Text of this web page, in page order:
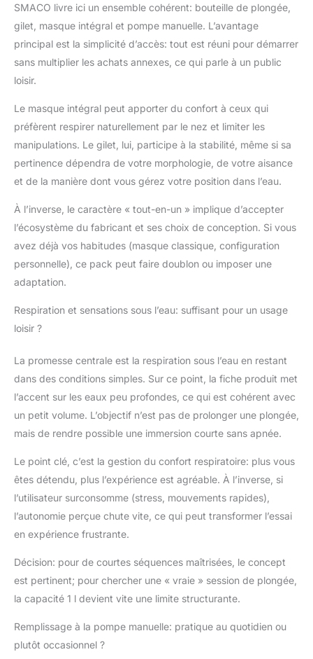
cylindre est en aluminium
aéronautique 6061, peut
résister efficacement à la
Le régulateur comprend
de remplissage de gaz, une
chambre de
décompression, une
soupape antidéflagrante et
un manomètre pour
assurer votre sécurité. Le
fabriqué en matériau EPDM,
qui a une excellente
capacité de résistance au
UV. Assemblage Facile et
comprend trois parties: le
corps du réservoir de 1 L, le
après un assemblage
simple. Sous l'eau, vous
pouvez le fixer sur votre
profiter de votre plongée.
Ce réservoir de plongée
avion lorsque vous
démontez le régulateur du
corps du réservoir, ce qui
sera un bon choix si vous
avez un plan de voyage. Ce
mini réservoir de plongée
S400 (la vanne est séparée
du corps du réservoir, vous
masque de plongée,
SMACO livre ici un ensemble cohérent: bouteille de plongée,
gilet, masque intégral et pompe manuelle. L’avantage
principal est la simplicité d’accès: tout est réuni pour démarrer
sans multiplier les achats annexes, ce qui parle à un public
loisir.
Le masque intégral peut apporter du confort à ceux qui
préfèrent respirer naturellement par le nez et limiter les
manipulations. Le gilet, lui, participe à la stabilité, même si sa
pertinence dépendra de votre morphologie, de votre aisance
et de la manière dont vous gérez votre position dans l’eau.
À l’inverse, le caractère « tout-en-un » implique d’accepter
l’écosystème du fabricant et ses choix de conception. Si vous
avez déjà vos habitudes (masque classique, configuration
personnelle), ce pack peut faire doublon ou imposer une
adaptation.
Respiration et sensations sous l’eau: suffisant pour un usage
loisir ?
La promesse centrale est la respiration sous l’eau en restant
dans des conditions simples. Sur ce point, la fiche produit met
l’accent sur les eaux peu profondes, ce qui est cohérent avec
un petit volume. L’objectif n’est pas de prolonger une plongée,
mais de rendre possible une immersion courte sans apnée.
Le point clé, c’est la gestion du confort respiratoire: plus vous
êtes détendu, plus l’expérience est agréable. À l’inverse, si
l’utilisateur surconsomme (stress, mouvements rapides),
l’autonomie perçue chute vite, ce qui peut transformer l’essai
en expérience frustrante.
Décision: pour de courtes séquences maîtrisées, le concept
est pertinent; pour chercher une « vraie » session de plongée,
la capacité 1 l devient vite une limite structurante.
Remplissage à la pompe manuelle: pratique au quotidien ou
plutôt occasionnel ?